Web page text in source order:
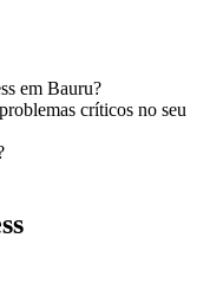
em Bauru?
críticos no seu